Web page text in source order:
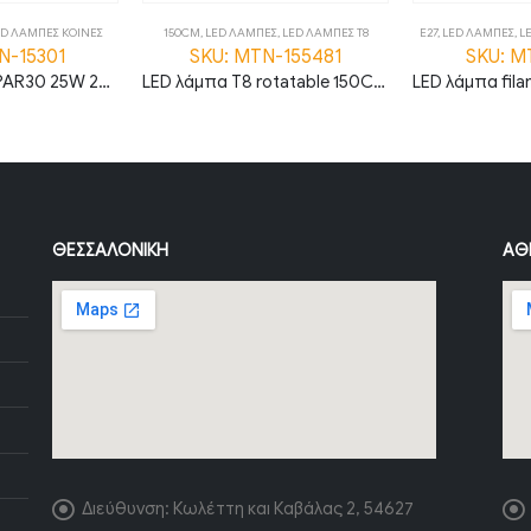
ΛΑΜΠΕΣ ΚΟΙΝΕΣ
15301
LED λάμπα E27 PAR30 25W 2700K θερμό λευκό
150CM, LED ΛΑΜΠΕΣ, LED ΛΑΜΠΕΣ Τ8
SKU: MTN-155481
LED λάμπα T8 rotatable 150CM 22W 3000K φυσικό λευκό high lumen
E27, LED ΛΑΜΠΕΣ,
SKU:
ΘΕΣΣΑΛΟΝΊΚΗ
Διεύθυνση: Κωλέττη και Καβάλας 2, 54627